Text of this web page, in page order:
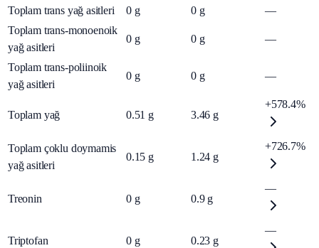
Toplam trans yağ asitleri 0 g 0 g
—
Toplam trans-monoenoik
yağ asitleri
0 g 0 g —
Toplam trans-poliinoik
yağ asitleri
0 g 0 g —
Toplam yağ 0.51 g 3.46 g
+578.4%
Toplam çoklu doymamis
yağ asitleri
0.15 g 1.24 g
+726.7%
Treonin 0 g 0.9 g
—
Triptofan 0 g 0.23 g
—